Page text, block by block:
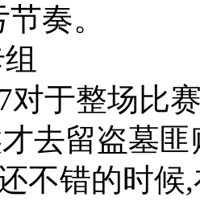
奏。
对于整场比
去留盗墓
不错的时候